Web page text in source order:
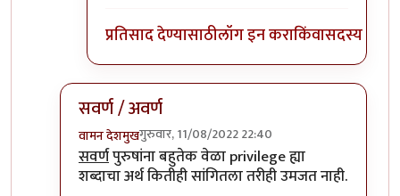
प्रतिसाद देण्यासाठीलॉग इन कराकिंवासदस्य व्हा
सवर्ण / अवर्ण
वामन देशमुखगुरुवार, 11/08/2022 22:40
In reply toPrivileged sir,byभृशुंडी
सवर्णपुरुषांना बहुतेक वेळा privilege ह्या
शब्दाचा अर्थ कितीही सांगितला तरीही उमजत नाही.